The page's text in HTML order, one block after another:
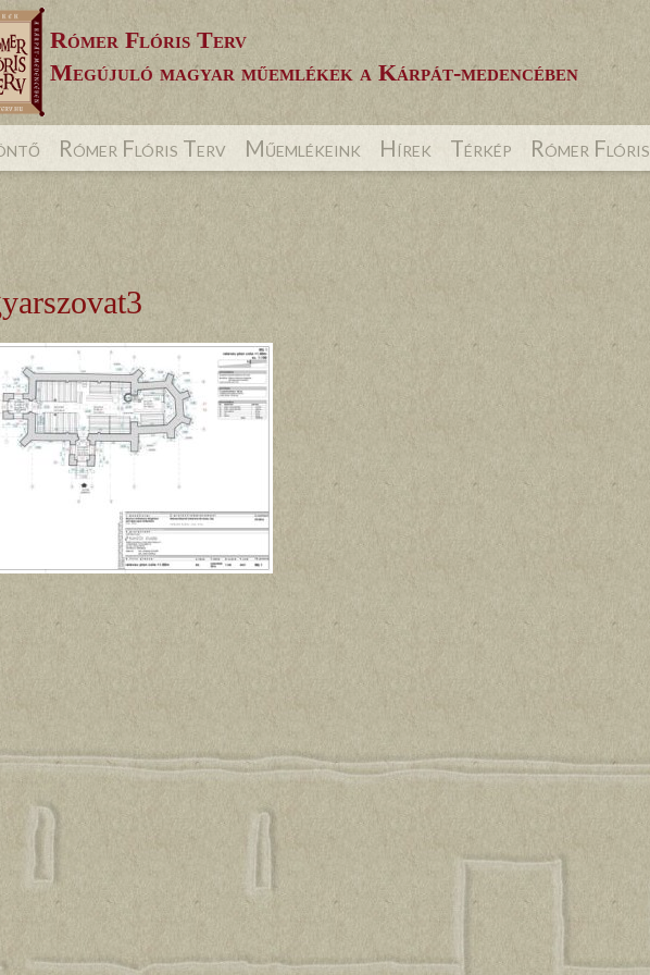
Rómer Flóris Terv
Megújuló magyar műemlékek a Kárpát-medencében
Rómer Flóris Terv Műemlékeink Hírek Térkép Rómer Flóris